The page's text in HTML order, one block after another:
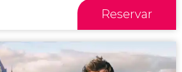
Reservar